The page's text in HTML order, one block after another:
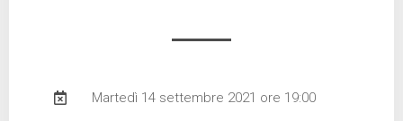
Martedì 14 settembre 2021 ore 19:00